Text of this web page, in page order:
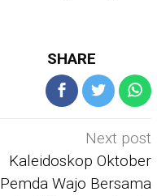
SHARE
Next post
Kaleidoskop Oktober
Pemda Wajo Bersama